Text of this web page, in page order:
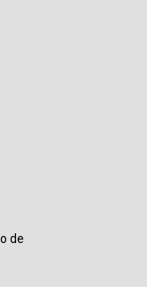
de